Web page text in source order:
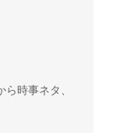
時事ネタ、